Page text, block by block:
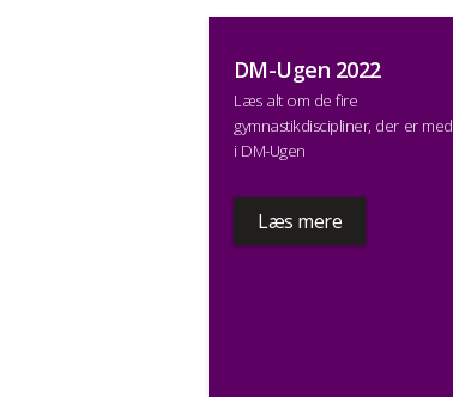
DM-Ugen 2022
Læs alt om de fire
gymnastikdiscipliner, der er med
i DM-Ugen
Læs mere